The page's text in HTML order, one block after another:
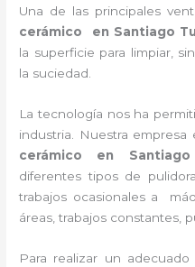
Una de las principales
cerámico
en Santiago
la superficie para limpiar,
la suciedad.
La tecnología nos ha
industria. Nuestra
cerámico en Santiago
diferentes tipos de
trabajos ocasionales a
áreas, trabajos constantes,
Para realizar un